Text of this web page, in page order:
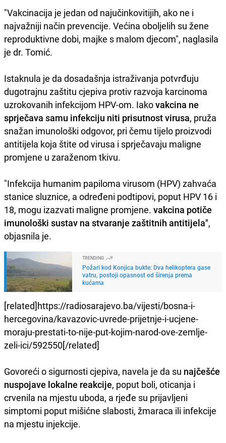
"Vakcinacija je jedan od najučinkovitijih, ako ne i
najvažniji način prevencije. Većina oboljelih su žene
reproduktivne dobi, majke s malom djecom", naglasila
je dr. Tomić.
Istaknula je da dosadašnja istraživanja potvrđuju
dugotrajnu zaštitu cjepiva protiv razvoja karcinoma
uzrokovanih infekcijom HPV-om. Iakovakcina ne
sprječava samu infekciju niti prisutnost virusa, pruža
snažan imunološki odgovor, pri čemu tijelo proizvodi
antitijela koja štite od virusa i sprječavaju maligne
promjene u zaraženom tkivu.
"Infekcija humanim papiloma virusom (HPV) zahvaća
stanice sluznice, a određeni podtipovi, poput HPV 16 i
18, mogu izazvati maligne promjene. vakcina potiče
imunološki sustav na stvaranje zaštitnih antitijela",
objasnila je.
TRENDING
Požari kod Konjica bukte: Dva helikoptera gase
vatru, postoji opasnost od širenja prema
kućama
[related]https://radiosarajevo.ba/vijesti/bosna-i-
hercegovina/kavazovic-uvrede-prijetnje-i-ucjene-
moraju-prestati-to-nije-put-kojim-narod-ove-zemlje-
zeli-ici/592550[/related]
Govoreći o sigurnosti cjepiva, navela je da su najčešće
nuspojave lokalne reakcije, poput boli, oticanja i
crvenila na mjestu uboda, a rjeđe su prijavljeni
simptomi poput mišićne slabosti, žmaraca ili infekcije
na mjestu injekcije.